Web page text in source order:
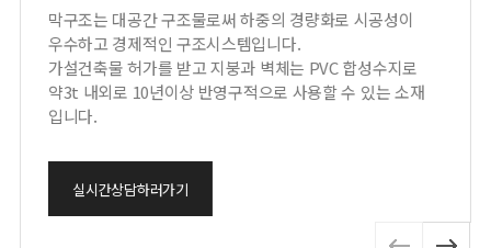
막구조는 대공간 구조물로써 하중의 경량화로 시공성이
우수하고 경제적인 구조시스템입니다.
가설건축물 허가를 받고 지붕과 벽체는 PVC 합성수지로
약3t 내외로 10년이상 반영구적으로 사용할 수 있는 소재
입니다.
실시간상담하러가기